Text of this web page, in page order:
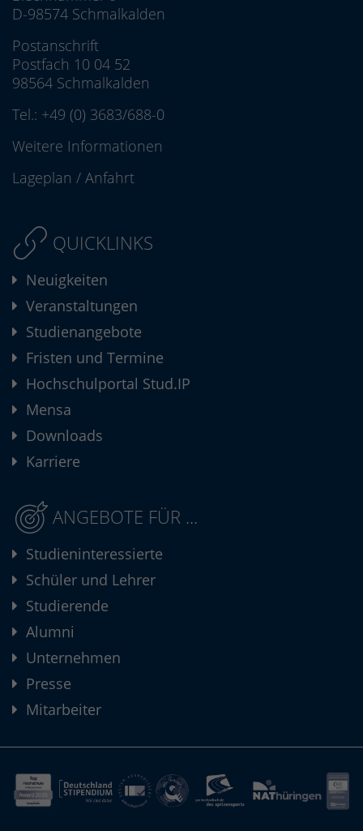
D-98574 Schmalkalden
Postanschrift
Postfach 10 04 52
98564 Schmalkalden
Tel.: +49 (0) 3683/688-0
Weitere Informationen
Lageplan / Anfahrt
QUICKLINKS
Neuigkeiten
Veranstaltungen
Studienangebote
Fristen und Termine
Hochschulportal Stud.IP
Mensa
Downloads
Karriere
ANGEBOTE FÜR ...
Studieninteressierte
Schüler und Lehrer
Studierende
Alumni
Unternehmen
Presse
Mitarbeiter